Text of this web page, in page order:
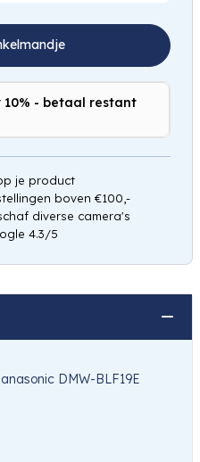
10% - betaal restant
je product
boven €100,-
diverse camera's
4.3/5
DMW-BLF19E